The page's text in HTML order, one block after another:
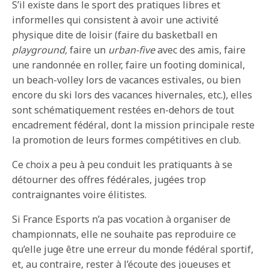
S’il existe dans le sport des pratiques libres et
informelles qui consistent à avoir une activité
physique dite de loisir (faire du basketball en
playground,faire un urban-fiveavec des amis, faire
une randonnée en roller, faire un footing dominical,
un beach-volley lors de vacances estivales, ou bien
encore du ski lors des vacances hivernales, etc.), elles
sont schématiquement restées en-dehors de tout
encadrement fédéral, dont la mission principale reste
la promotion de leurs formes compétitives en club.
Ce choix a peu à peu conduit les pratiquants à se
détourner des offres fédérales, jugées trop
contraignantes voire élitistes.
Si France Esports n’a pas vocation à organiser de
championnats, elle ne souhaite pas reproduire ce
qu’elle juge être une erreur du monde fédéral sportif,
et, au contraire, rester à l’écoute des joueuses et